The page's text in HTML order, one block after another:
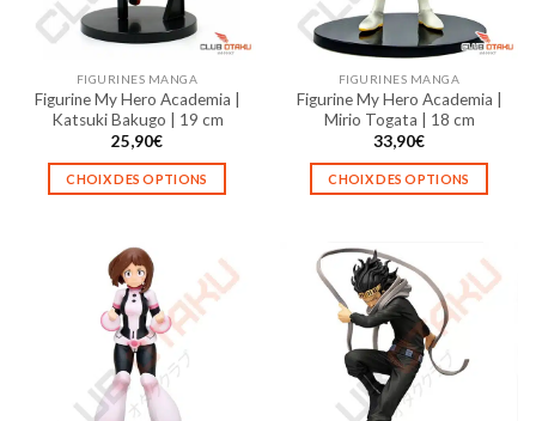
choisies
sur
page
produit
choisies
sur
la
page
du
produit
FIGURINES MANGA
Figurine My Hero Academia |
Katsuki Bakugo | 19 cm
25,90€
CHOIX DES OPTIONS
a
plusieurs
variations.
Les
options
peuvent
être
FIGURINES MANGA
Figurine My Hero Academia |
Mirio Togata | 18 cm
33,90€
CHOIX DES OPTIONS
a
plusieurs
variations.
Les
options
peuvent
être